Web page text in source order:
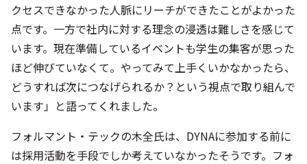
クセスできなかった人脈にリーチができたことがよかった
点です。一方で社内に対する理念の浸透は難しさを感じて
います。現在準備しているイベントも学生の集客が思った
ほど伸びていなくて。やってみて上手くいかなかったら、
どうすれば次につなげられるか？という視点で取り組んで
います」と語ってくれました。
フォルマント・テックの木全氏は、DYNAに参加する前に
は採用活動を手段でしか考えていなかったそうです。フォ